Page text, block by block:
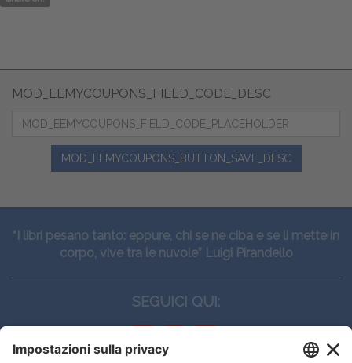
MOD_EEMYCOUPONS_FIELD_CODE_DESC
MOD_EEMYCOUPONS_BUTTON_SAVE_DESC
“I libri pesano tanto: eppure, chi se ne ciba e se li mette in
corpo, vive tra le nuvole” Luigi Pirandello
SEGUICI QUI: